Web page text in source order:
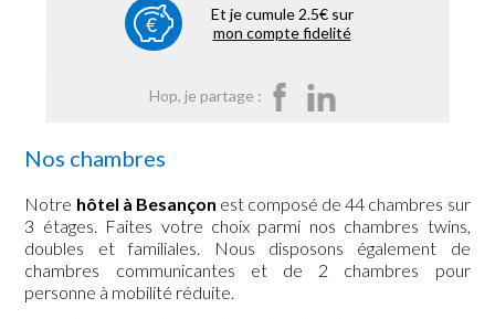
Et je cumule 2.5€ sur
mon compte fidelité
Hop, je partage :
Nos chambres
Notre hôtel à Besançon est composé de 44 chambres sur
3 étages. Faites votre choix parmi nos chambres twins,
doubles et familiales. Nous disposons également de
chambres communicantes et de 2 chambres pour
personne à mobilité réduite.